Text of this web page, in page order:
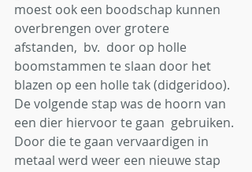
moest ook een boodschap kunnen
overbrengen over grotere
afstanden,  bv.  door op holle
boomstammen te slaan door het
blazen op een holle tak (didgeridoo).
De volgende stap was de hoorn van
een dier hiervoor te gaan  gebruiken.
Door die te gaan vervaardigen in
metaal werd weer een nieuwe stap